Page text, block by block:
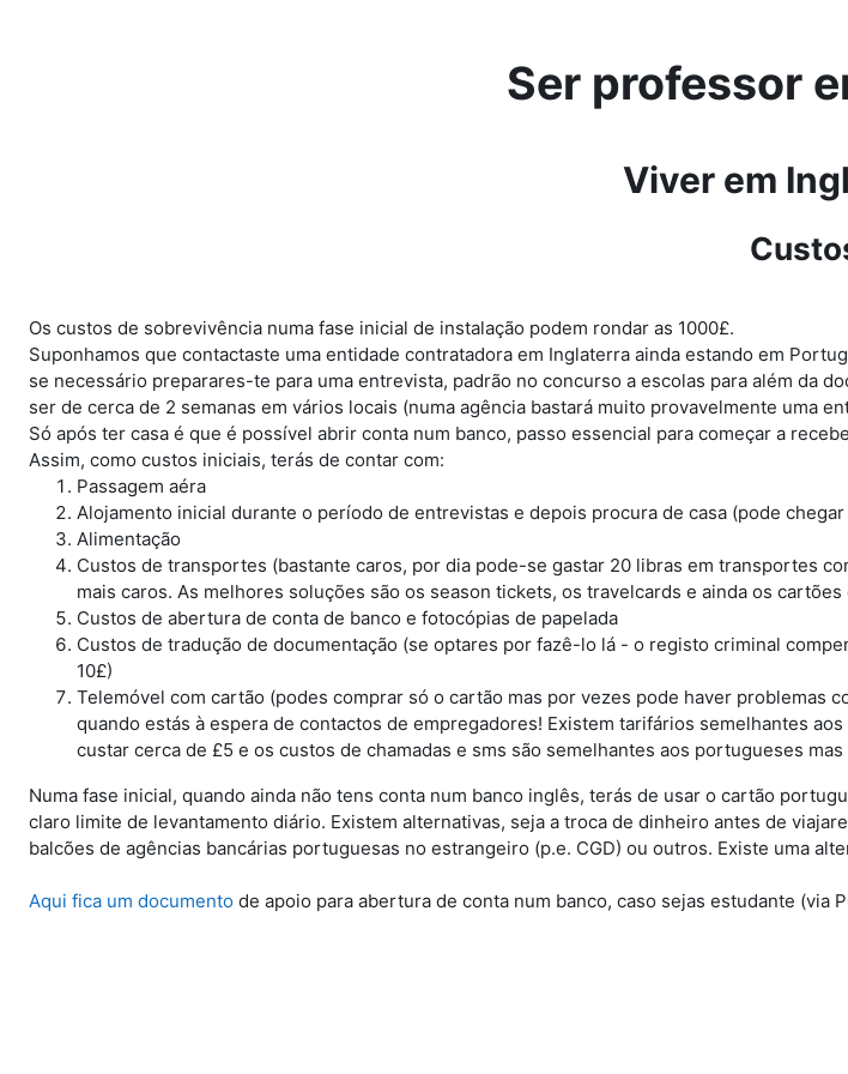
Ser professor
Viver em
Os custos de sobrevivência numa fase inicial de instalação podem rondar as 1000£.
Suponhamos que contactaste uma entidade contratadora em Inglaterra ainda estando em
se necessário preparares-te para uma entrevista, padrão no concurso a escolas para além da
ser de cerca de 2 semanas em vários locais (numa agência bastará muito provavelmente uma
Só após ter casa é que é possível abrir conta num banco, passo essencial para começar a
Assim, como custos iniciais, terás de contar com:
Passagem aéra
Alojamento inicial durante o período de entrevistas e depois procura de casa (pode chegar
Alimentação
Custos de transportes (bastante caros, por dia pode-se gastar 20 libras em transportes
mais caros. As melhores soluções são os season tickets, os travelcards e ainda os
Custos de abertura de conta de banco e fotocópias de papelada
Custos de tradução de documentação (se optares por fazê-lo lá - o registo criminal
10£)
Telemóvel com cartão (podes comprar só o cartão mas por vezes pode haver
quando estás à espera de contactos de empregadores! Existem tarifários semelhantes
custar cerca de £5 e os custos de chamadas e sms são semelhantes aos portugueses mas
Numa fase inicial, quando ainda não tens conta num banco inglês, terás de usar o cartão
claro limite de levantamento diário. Existem alternativas, seja a troca de dinheiro antes de
balcões de agências bancárias portuguesas no estrangeiro (p.e. CGD) ou outros. Existe uma
Aqui fica um documento de apoio para abertura de conta num banco, caso sejas estudante (via